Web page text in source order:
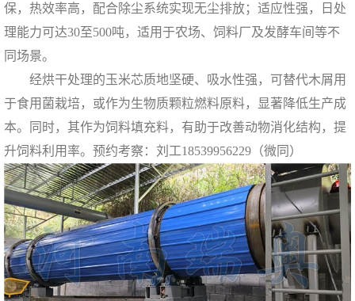
保，热效率高，配合除尘系统实现无尘排放；适应性强，日处
理能力可达30至500吨，适用于农场、饲料厂及发酵车间等不
同场景。
经烘干处理的玉米芯质地坚硬、吸水性强，可替代木屑用
于食用菌栽培，或作为生物质颗粒燃料原料，显著降低生产成
本。同时，其作为饲料填充料，有助于改善动物消化结构，提
升饲料利用率。预约考察：刘工18539956229（微同）